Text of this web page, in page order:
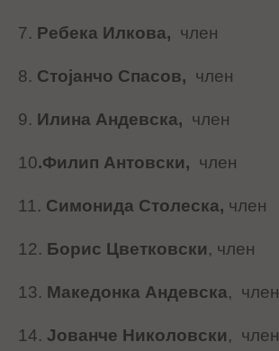
7. Ребека Илкова, член
8. Стојанчо Спасов, член
9. Илина Андевска, член
10.Филип Антовски, член
11. Симонида Столеска, член
12. Борис Цветковски, член
13. Македонка Андевска, член
14. Јованче Николовски, член